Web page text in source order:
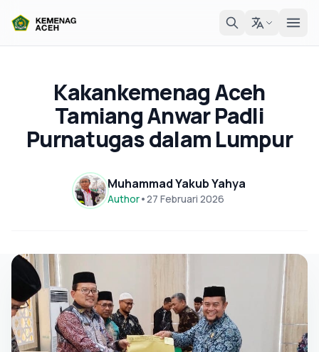
Kakankemenag Aceh
Tamiang Anwar Padli
Purnatugas dalam Lumpur
Muhammad Yakub Yahya
Author•27 Februari 2026